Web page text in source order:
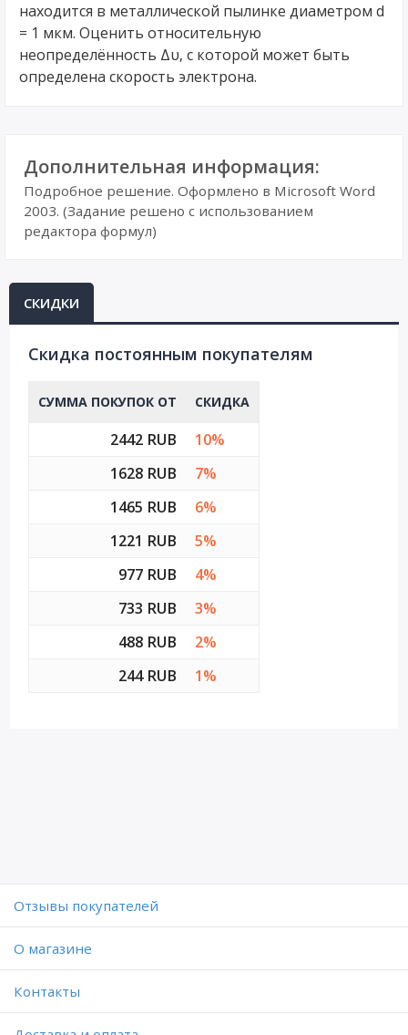
находится в металлической пылинке диаметром d
= 1 мкм. Оценить относительную
неопределённость Δυ, с которой может быть
определена скорость электрона.
Дополнительная информация:
Подробное решение. Оформлено в Microsoft Word
2003. (Задание решено с использованием
редактора формул)
СКИДКИ
Cкидка постоянным покупателям
СУММА ПОКУПОК ОТ СКИДКА
2442 RUB
10%
1628 RUB
7%
1465 RUB
6%
1221 RUB
5%
977 RUB
4%
733 RUB
3%
488 RUB
2%
244 RUB
1%
Отзывы покупателей
O магазине
Контакты